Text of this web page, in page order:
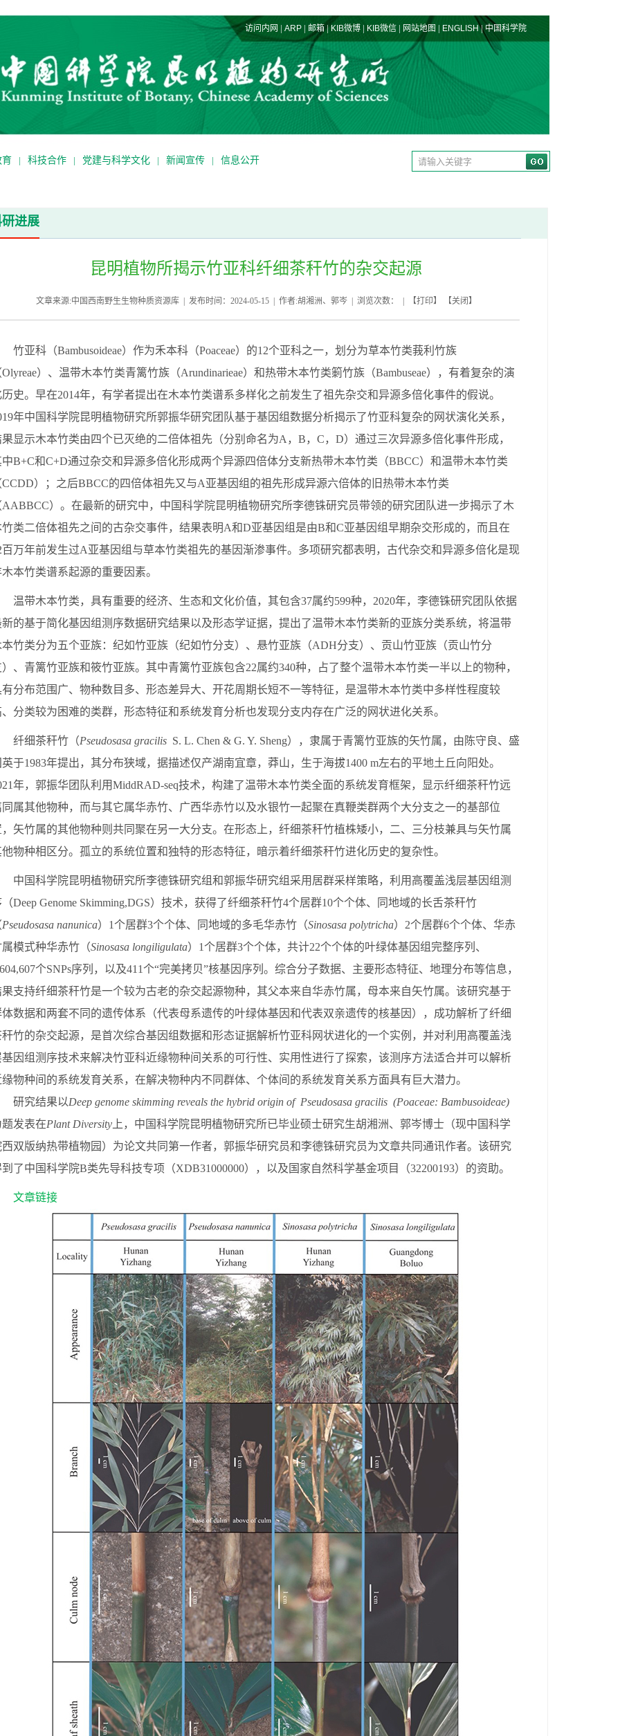
访问内网 | ARP | 邮箱|KIB微博 | KIB微信 | 网站地图 | ENGLISH| 中国科学院
育 | 科技合作 | 党建与科学文化 | 新闻宣传 | 信息公开
进展
昆明植物所揭示竹亚科纤细茶秆竹的杂交起源
文章来源:中国西南野生生物种质资源库 | 发布时间：2024-05-15 | 作者:胡湘洲、郭岑 | 浏览次数： | 【打印】 【关闭 】
竹亚科（Bambusoideae）作为禾本科（Poaceae）的12个亚科之一，划分为草本竹类莪利竹族
Olyreae）、温带木本竹类青篱竹族（Arundinarieae）和热带木本竹类箣竹族（Bambuseae），有着复杂的演
历史。早在2014年，有学者提出在木本竹类谱系多样化之前发生了祖先杂交和异源多倍化事件的假说。
年中国科学院昆明植物研究所郭振华研究团队基于基因组数据分析揭示了竹亚科复杂的网状演化关系，
果显示木本竹类由四个已灭绝的二倍体祖先（分别命名为A ， B， C， D）通过三次异源多倍化事件形成，
B+C和C+D通过杂交和异源多倍化形成两个异源四倍体分支新热带木本竹类（BBCC）和温带木本竹类
CCDD）；之后BBCC的四倍体祖先又与A亚基因组的祖先形成异源六倍体的旧热带木本竹类
AABBCC）。在最新的研究中，中国科学院昆明植物研究所李德铢研究员带领的研究团队进一步揭示了木
竹类二倍体祖先之间的古杂交事件，结果表明A和D亚基因组是由B和C亚基因组早期杂交形成的，而且在
百万年前发生过A亚基因组与草本竹类祖先的基因渐渗事件。多项研究都表明，古代杂交和异源多倍化是现
本竹类谱系起源的重要因素。
温带木本竹类，具有重要的经济、生态和文化价值，其包含37属约599种， 2020年，李德铢研究团队依据
新的基于简化基因组测序数据研究结果以及形态学证据，提出了温带木本竹类新的亚族分类系统，将温带
本竹类分为五个亚族：纪如竹亚族（纪如竹分支）、悬竹亚族（ADH分支）、贡山竹亚族（贡山竹分
）、青篱竹亚族和筱竹亚族。其中青篱竹亚族包含22属约340种，占了整个温带木本竹类一半以上的物种，
有分布范围广、物种数目多、形态差异大、开花周期长短不一等特征，是温带木本竹类中多样性程度较
分类较为困难的类群，形态特征和系统发育分析也发现分支内存在广泛的网状进化关系。
纤细茶秆竹（Pseudosasa gracilis S. L. Chen & G. Y. Sheng），隶属于青篱竹亚族的矢竹属，由陈守良、盛
英于1983年提出，其分布狭域，据描述仅产湖南宜章，莽山，生于海拔1400 m左右的平地土丘向阳处。
年，郭振华团队利用MiddRAD-seq技术，构建了温带木本竹类全面的系统发育框架，显示纤细茶秆竹远
同属其他物种，而与其它属华赤竹、广西华赤竹以及水银竹一起聚在真鞭类群两个大分支之一的基部位
，矢竹属的其他物种则共同聚在另一大分支。在形态上，纤细茶秆竹植株矮小，二、三分枝兼具与矢竹属
物种相区分。孤立的系统位置和独特的形态特征，暗示着纤细茶秆竹进化历史的复杂性。
中国科学院昆明植物研究所李德铢研究组和郭振华研究组采用居群采样策略，利用高覆盖浅层基因组测
Deep Genome Skimming,DGS）技术，获得了纤细茶秆竹4个居群10个个体、同地域的长舌茶秆竹
Pseudosasa nanunica） 1个居群3个个体、同地域的多毛华赤竹（Sinosasa polytricha） 2个居群6个个体、华赤
属模式种华赤竹（Sinosasa longiligulata） 1个居群3个个体，共计22个个体的叶绿体基因组完整序列、
个SNPs序列，以及411个“完美拷贝”核基因序列。综合分子数据、主要形态特征、地理分布等信息，
果支持纤细茶秆竹是一个较为古老的杂交起源物种，其父本来自华赤竹属，母本来自矢竹属。该研究基于
体数据和两套不同的遗传体系（代表母系遗传的叶绿体基因和代表双亲遗传的核基因），成功解析了纤细
秆竹的杂交起源，是首次综合基因组数据和形态证据解析竹亚科网状进化的一个实例，并对利用高覆盖浅
基因组测序技术来解决竹亚科近缘物种间关系的可行性、实用性进行了探索，该测序方法适合并可以解析
缘物种间的系统发育关系，在解决物种内不同群体、个体间的系统发育关系方面具有巨大潜力。
研究结果以Deep genome skimming reveals the hybrid origin of Pseudosasa gracilis (Poaceae: Bambusoideae)
题发表在Plant Diversity 上，中国科学院昆明植物研究所已毕业硕士研究生胡湘洲、郭岑博士（现中国科学
西双版纳热带植物园）为论文共同第一作者，郭振华研究员和李德铢研究员为文章共同通讯作者。该研究
到了中国科学院B类先导科技专项（XDB31000000），以及国家自然科学基金项目（32200193）的资助。
文章链接